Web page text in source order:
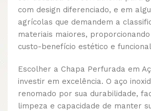
com design diferenciado, e em
agrícolas que demandem a
materiais maiores,
custo-benefício estético e
Escolher a Chapa Perfurada em
investir em excelência. O aço
renomado por sua durabilidade,
limpeza e capacidade de manter